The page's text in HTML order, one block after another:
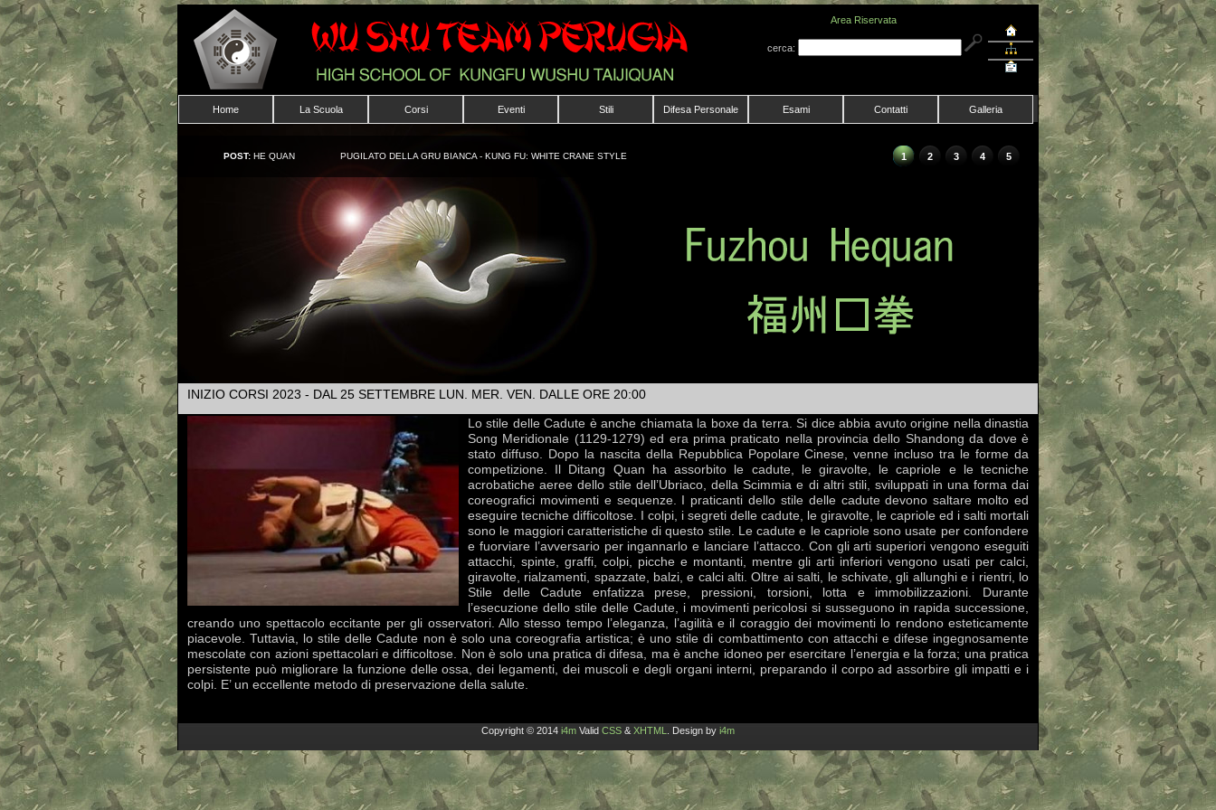
Area Riservata
cerca:
Home La Scuola Corsi Eventi Stili Difesa Personale Esami Contatti Galleria
POST: HE QUAN PUGILATO DELLA GRU BIANCA - KUNG FU: WHITE CRANE STYLE 1 2 3 4 5
INIZIO CORSI 2023 - DAL 25 SETTEMBRE LUN. MER. VEN. DALLE ORE 20:00
Lo stile delle Cadute è anche chiamata la boxe da terra. Si dice abbia avuto origine nella dinastia
Song Meridionale (1129-1279) ed era prima praticato nella provincia dello Shandong da dove è
stato diffuso. Dopo la nascita della Repubblica Popolare Cinese, venne incluso tra le forme da
competizione. Il Ditang Quan ha assorbito le cadute, le giravolte, le capriole e le tecniche
acrobatiche aeree dello stile dell’Ubriaco, della Scimmia e di altri stili, sviluppati in una forma dai
coreografici movimenti e sequenze. I praticanti dello stile delle cadute devono saltare molto ed
eseguire tecniche difficoltose. I colpi, i segreti delle cadute, le giravolte, le capriole ed i salti mortali
sono le maggiori caratteristiche di questo stile. Le cadute e le capriole sono usate per confondere
e fuorviare l’avversario per ingannarlo e lanciare l’attacco. Con gli arti superiori vengono eseguiti
attacchi, spinte, graffi, colpi, picche e montanti, mentre gli arti inferiori vengono usati per calci,
giravolte, rialzamenti, spazzate, balzi, e calci alti. Oltre ai salti, le schivate, gli allunghi e i rientri, lo
Stile delle Cadute enfatizza prese, pressioni, torsioni, lotta e immobilizzazioni. Durante
l’esecuzione dello stile delle Cadute, i movimenti pericolosi si susseguono in rapida successione,
creando uno spettacolo eccitante per gli osservatori. Allo stesso tempo l’eleganza, l’agilità e il coraggio dei movimenti lo rendono esteticamente
piacevole. Tuttavia, lo stile delle Cadute non è solo una coreografia artistica; è uno stile di combattimento con attacchi e difese ingegnosamente
mescolate con azioni spettacolari e difficoltose. Non è solo una pratica di difesa, ma è anche idoneo per esercitare l’energia e la forza; una pratica
persistente può migliorare la funzione delle ossa, dei legamenti, dei muscoli e degli organi interni, preparando il corpo ad assorbire gli impatti e i
colpi. E’ un eccellente metodo di preservazione della salute.
Copyright © 2014 i4m Valid CSS & XHTML . Design by i4m